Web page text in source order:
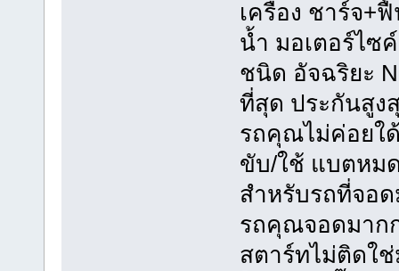
เครื่อง ชาร์จ+
น้ำ มอเตอร์ไซ
ชนิด อัจฉริยะ
ที่สุด ประกันสูง
รถคุณไม่ค่อยใ
ขับ/ใช้ แบตหม
สำหรับรถที่จอ
รถคุณจอดมาก
สตาร์ทไม่ติดใ